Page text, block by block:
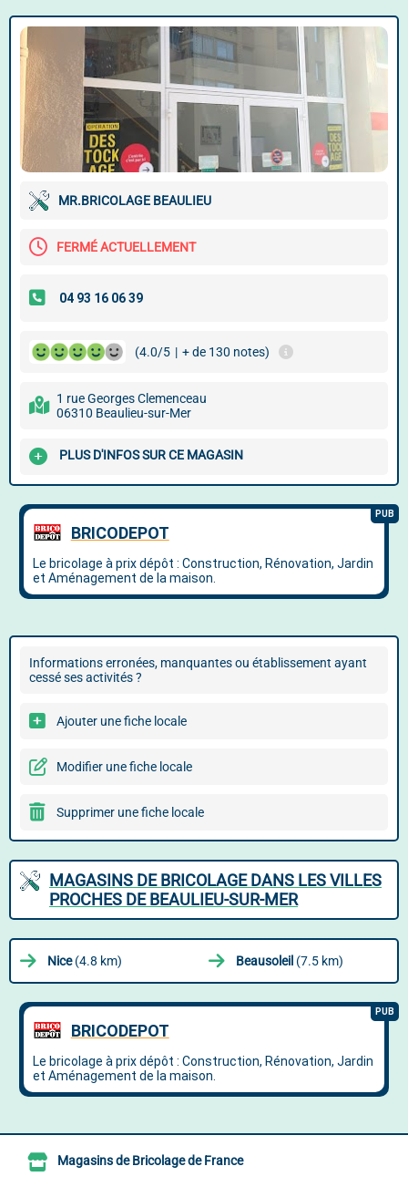
MR.BRICOLAGE BEAULIEU
FERMÉ ACTUELLEMENT
(4.0/5 | + de 130 notes)
1 rue Georges Clemenceau
06310 Beaulieu-sur-Mer
PLUS D'INFOS SUR CE MAGASIN
Informations erronées, manquantes ou établissement ayant
cessé ses activités ?
Ajouter une fiche locale
Modifier une fiche locale
Supprimer une fiche locale
MAGASINS DE BRICOLAGE DANS LES VILLES
PROCHES DE BEAULIEU-SUR-MER
Nice(4.8 km) Beausoleil (7.5 km)
Magasins de Bricolage de France